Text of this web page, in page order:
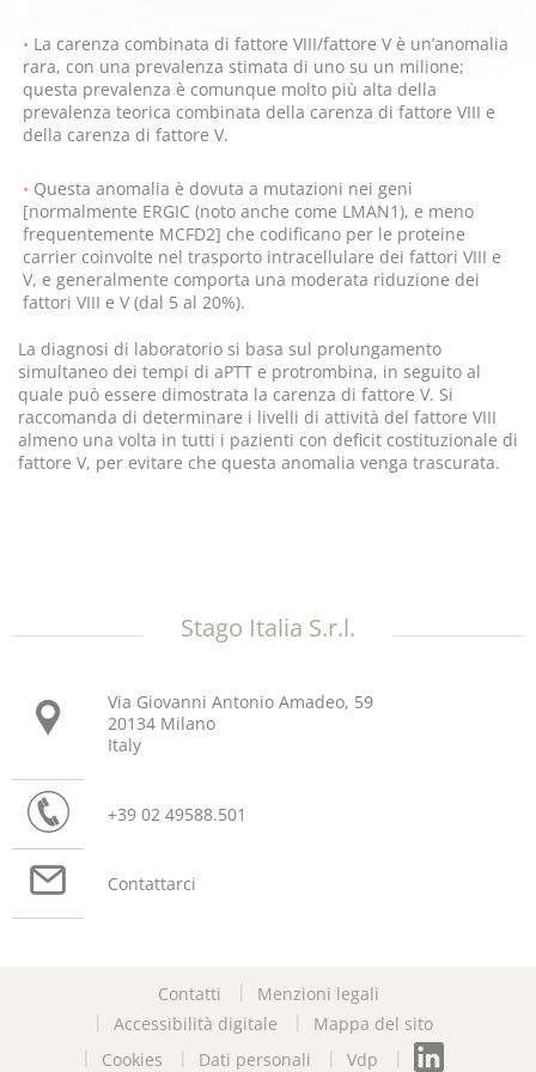
La carenza combinata di fattore VIII/fattore V è un’anomalia
rara, con una prevalenza stimata di uno su un milione;
questa prevalenza è comunque molto più alta della
prevalenza teorica combinata della carenza di fattore VIII e
della carenza di fattore V.
Questa anomalia è dovuta a mutazioni nei geni
[normalmente ERGIC (noto anche come LMAN1), e meno
frequentemente MCFD2] che codificano per le proteine
carrier coinvolte nel trasporto intracellulare dei fattori VIII e
V, e generalmente comporta una moderata riduzione dei
fattori VIII e V (dal 5 al 20%).
La diagnosi di laboratorio si basa sul prolungamento
simultaneo dei tempi di aPTT e protrombina, in seguito al
quale può essere dimostrata la carenza di fattore V. Si
raccomanda di determinare i livelli di attività del fattore VIII
almeno una volta in tutti i pazienti con deficit costituzionale di
fattore V, per evitare che questa anomalia venga trascurata.
Stago Italia S.r.l.
Via Giovanni Antonio Amadeo, 59
20134 Milano
Italy
+39 02 49588.501
Contattarci
Contatti
Menzioni legali
Accessibilità digitale
Mappa del sito
Cookies
Dati personali Vdp